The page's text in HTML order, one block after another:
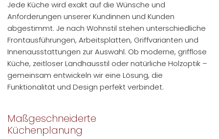
Jede Küche wird exakt auf die Wünsche und
Anforderungen unserer Kundinnen und Kunden
abgestimmt. Je nach Wohnstil stehen unterschiedliche
Frontausführungen, Arbeitsplatten, Griffvarianten und
Innenausstattungen zur Auswahl. Ob moderne, grifflose
Küche, zeitloser Landhausstil oder natürliche Holzoptik –
gemeinsam entwickeln wir eine Lösung, die
Funktionalität und Design perfekt verbindet.
Maßgeschneiderte
Küchenplanung